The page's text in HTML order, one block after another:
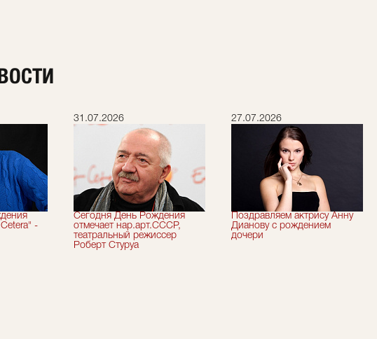
-
31.07.2026
Сегодня День Рождения
отмечает нар.арт.СССР,
театральный режиссер
Роберт Стуруа
27.07.2026
Поздравляем актрису Анну
Дианову с рождением
дочери